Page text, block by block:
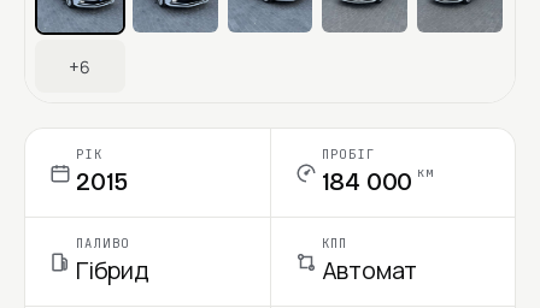
+6
РІК
2015
ПРОБІГ
184 000 км
ПАЛИВО
Гібрид
КПП
Автомат